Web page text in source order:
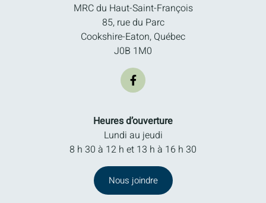
MRC du Haut-Saint-François
85, rue du Parc
Cookshire-Eaton, Québec
J0B 1M0
Heures d’ouverture
Lundi au jeudi
8 h 30 à 12 h et 13 h à 16 h 30
Nous joindre